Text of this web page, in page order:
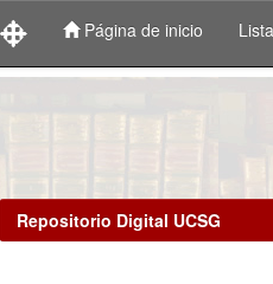
Página de inicio
Repositorio Digital UCSG